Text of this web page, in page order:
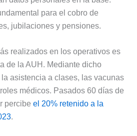
para el cobro de
jubilaciones y pensiones.
realizados en los operativos es
de la AUH. Mediante dicho
asistencia a clases, las vacunas
médicos. Pasados 60 días de
percibe el 20% retenido a la
.